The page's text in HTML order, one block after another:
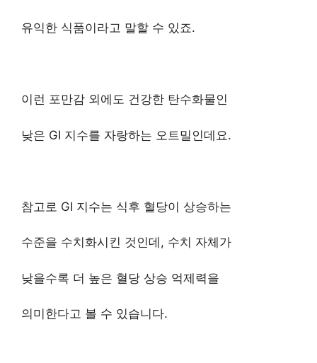
유익한 식품이라고 말할 수 있죠.
이런 포만감 외에도 건강한 탄수화물인
낮은 GI 지수를 자랑하는 오트밀인데요.
참고로 GI 지수는 식후 혈당이 상승하는
수준을 수치화시킨 것인데, 수치 자체가
낮을수록 더 높은 혈당 상승 억제력을
의미한다고 볼 수 있습니다.